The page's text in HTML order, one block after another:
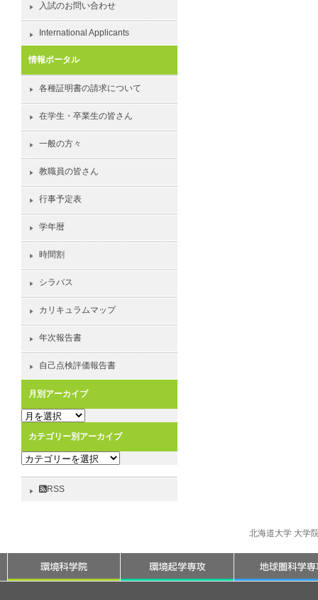
入試のお問い合わせ
International Applicants
情報ポータル
各種証明書の請求について
在学生・卒業生の皆さん
一般の方々
教職員の皆さん
行事予定表
学年暦
時間割
シラバス
カリキュラムマップ
年次報告書
自己点検評価報告書
月別アーカイブ
月
ー
カ
イ
カテゴリー別アーカイブ
カ
ゴ
カ
RSS
北海道大学 大学